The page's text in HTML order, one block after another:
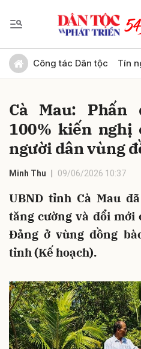
Công tác Dân tộc Tín
Cà Mau: Phấn
100% kiến nghị
người dân vùng
Minh Thu 09/06/2026 10:37
UBND tỉnh Cà Mau
tăng cường và đổi mới
Đảng ở vùng đồng
tỉnh (Kế hoạch).
Gửi bình luận